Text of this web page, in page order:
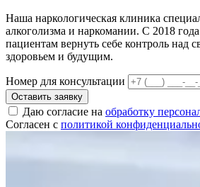
Наша наркологическая клиника
алкоголизма и наркомании. С 2018
пациентам вернуть себе контроль над
здоровьем и будущим.
Номер для консультации
Оставить заявку
Даю согласие на обработку
Согласен с политикой